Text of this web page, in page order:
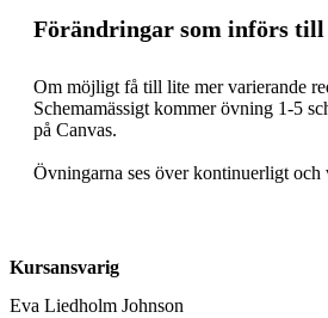
Förändringar som införs till
Om möjligt få till lite mer varierande
Schemamässigt kommer övning 1-5
på Canvas.
Kursansvarig
Eva Liedholm Johnson